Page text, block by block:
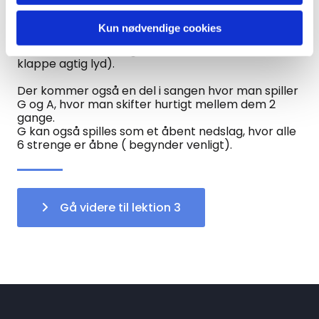
Kun nødvendige cookies
på D. Man kan evt. lave et enkelt purcussive slag
før man skifter akkord. ( et purcussive slag er et
nedslag hvor man holder let over strengene så
der ikke kommer nogen tone, men i stedet en
klappe agtig lyd).
Der kommer også en del i sangen hvor man spiller
G og A, hvor man skifter hurtigt mellem dem 2
gange.
G kan også spilles som et åbent nedslag, hvor alle
6 strenge er åbne ( begynder venligt).
Gå videre til lektion 3